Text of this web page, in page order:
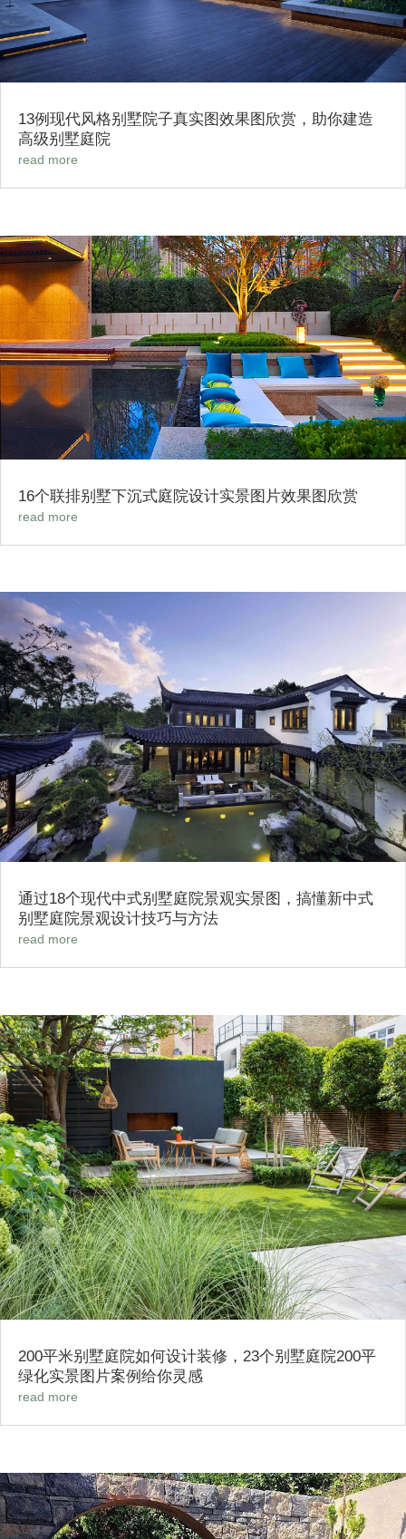
13例现代风格别墅院子真实图效果图欣赏，助你建造
高级别墅庭院
read more
16个联排别墅下沉式庭院设计实景图片效果图欣赏
read more
通过18个现代中式别墅庭院景观实景图，搞懂新中式
别墅庭院景观设计技巧与方法
read more
200平米别墅庭院如何设计装修，23个别墅庭院200平
绿化实景图片案例给你灵感
read more